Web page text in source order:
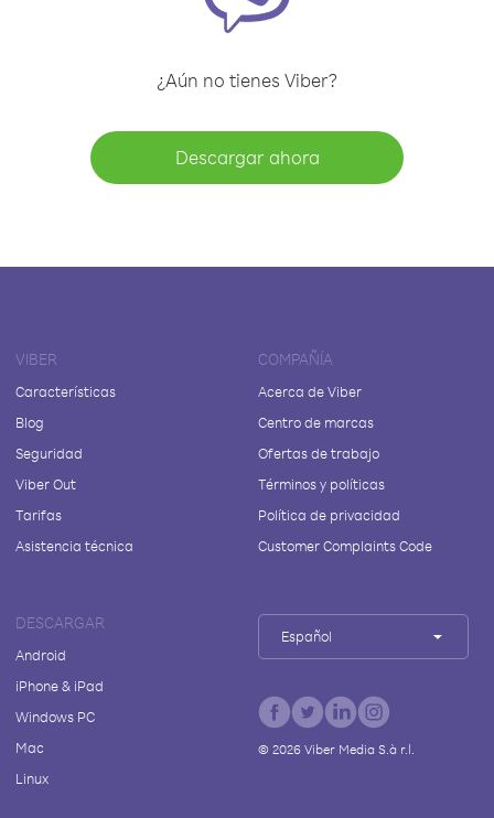
¿Aún no tienes Viber?
Descargar ahora
VIBER
Características
Blog
Seguridad
Viber Out
Tarifas
Asistencia técnica
COMPAÑÍA
Acerca de Viber
Centro de marcas
Ofertas de trabajo
Términos y políticas
Política de privacidad
Customer Complaints Code
DESCARGAR
Android
iPhone & iPad
Windows PC
Mac
Linux
Español
© 2026Viber Media S.à r.l.